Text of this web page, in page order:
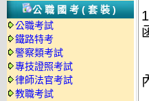
公職國考(套裝)
公職考試
鐵路特考
警察類考試
專技證照考試
律師法官考試
教職考試